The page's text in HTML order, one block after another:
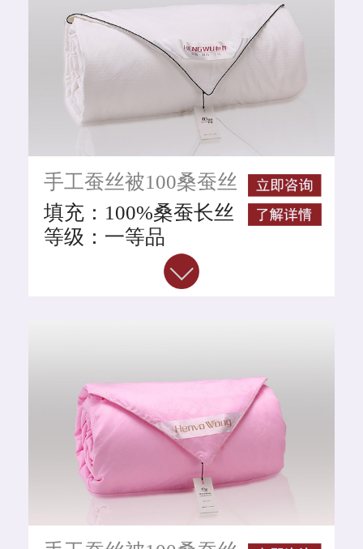
200CM*230CM*2斤
蚕丝净重：1斤
执行标准：
GB/T24252-2009 （国
家级别桑蚕丝执行标
手工蚕丝被100桑蚕丝
被
填充：100%桑蚕长丝
等级：一等品
工艺：手工拉制
面料：100%全棉魔方
200CM*230CM*2斤
200CM*230CM*4斤
200CM*230CM*6斤
200CM*230CM*8斤
蚕丝净重：1斤、2斤、
4斤、6斤
执行标准：